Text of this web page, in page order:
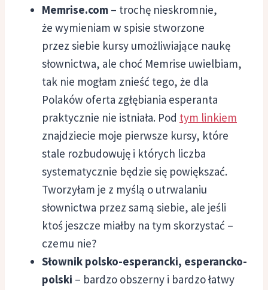
Memrise.com – trochę nieskromnie,
że wymieniam w spisie stworzone
przez siebie kursy umożliwiające naukę
słownictwa, ale choć Memrise uwielbiam,
tak nie mogłam znieść tego, że dla
Polaków oferta zgłębiania esperanta
praktycznie nie istniała. Pod tym linkiem
znajdziecie moje pierwsze kursy, które
stale rozbudowuję i których liczba
systematycznie będzie się powiększać.
Tworzyłam je z myślą o utrwalaniu
słownictwa przez samą siebie, ale jeśli
ktoś jeszcze miałby na tym skorzystać –
czemu nie?
Słownik polsko-esperancki, esperancko-
polski – bardzo obszerny i bardzo łatwy